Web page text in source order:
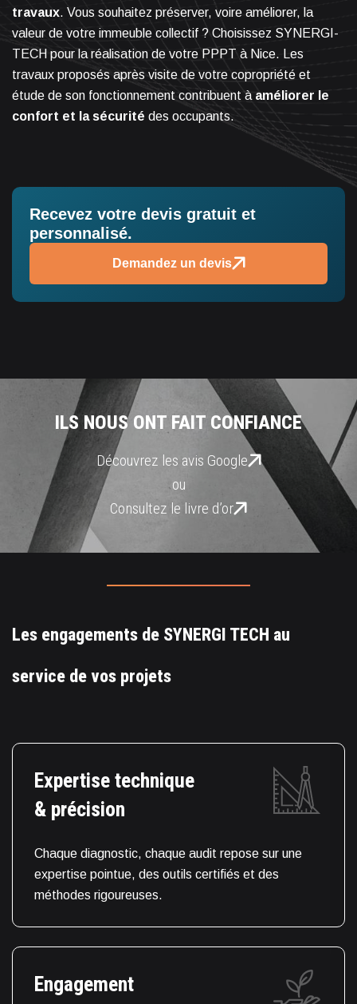
travaux. Vous souhaitez préserver, voire améliorer, la
valeur de votre immeuble collectif ? Choisissez SYNERGI-
TECH pour la réalisation de votre PPPT à Nice. Les
travaux proposés après visite de votre copropriété et
étude de son fonctionnement contribuent à améliorer le
confort et la sécurité des occupants.
Recevez votre devis gratuit et
personnalisé.
Demandez un devis
ILS NOUS ONT FAIT CONFIANCE
Découvrez les avis Google
ou
Consultez le livre d’or
Les engagements de SYNERGI TECH au
service de vos projets
Expertise technique
& précision
Chaque diagnostic, chaque audit repose sur une
expertise pointue, des outils certifiés et des
méthodes rigoureuses.
Engagement